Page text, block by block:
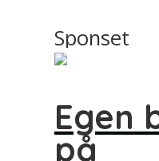
Sponset
Egen
på